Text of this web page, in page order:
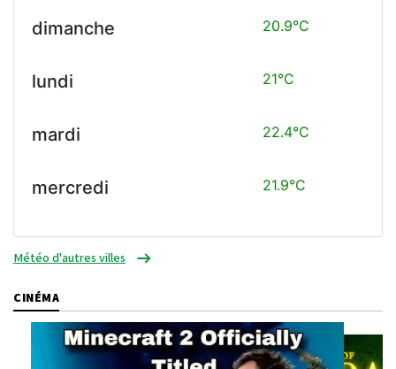
dimanche 20.9°C
lundi 21°C
mardi 22.4°C
mercredi 21.9°C
Météo d'autres villes
CINÉMA